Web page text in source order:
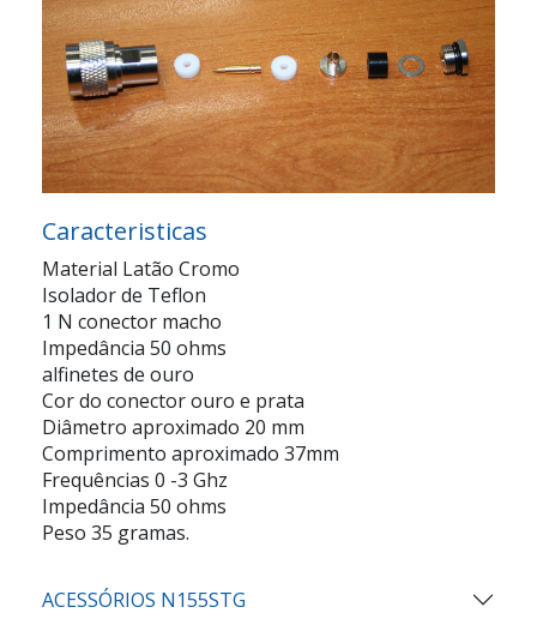
Caracteristicas
Material Latão Cromo
Isolador de Teflon
1 N conector macho
Impedância 50 ohms
alfinetes de ouro
Cor do conector ouro e prata
Diâmetro aproximado 20 mm
Comprimento aproximado 37mm
Frequências 0 -3 Ghz
Impedância 50 ohms
Peso 35 gramas.
ACESSÓRIOS N155STG